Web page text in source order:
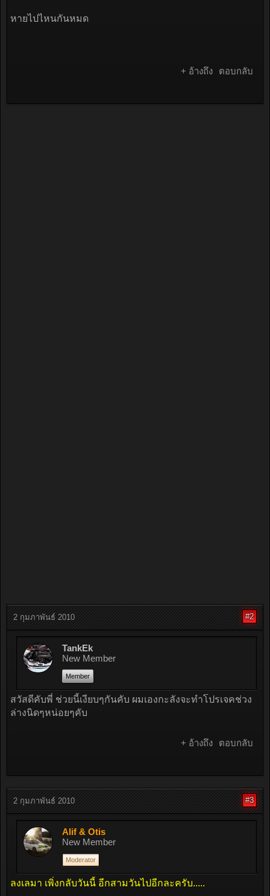
หายไปไหนกันหมด
+ อ้างถึง ตอบกลับ
2 กุมภาพันธ์ 2010 #2
TankEk
New Member
Member
สวัสดีคับพี่ ช่วยนี้เงียบๆกันคับ ผมเองกะลังจะทำโปรเจคช่วง
ล่างนิดๆหน่อยๆคับ
+ อ้างถึง ตอบกลับ
2 กุมภาพันธ์ 2010 #3
Alif & Otis
New Member
Moderator
ลงเลมา เพิ่งกลับวันนี้ อีกสามวันไปอีกละครับ.....